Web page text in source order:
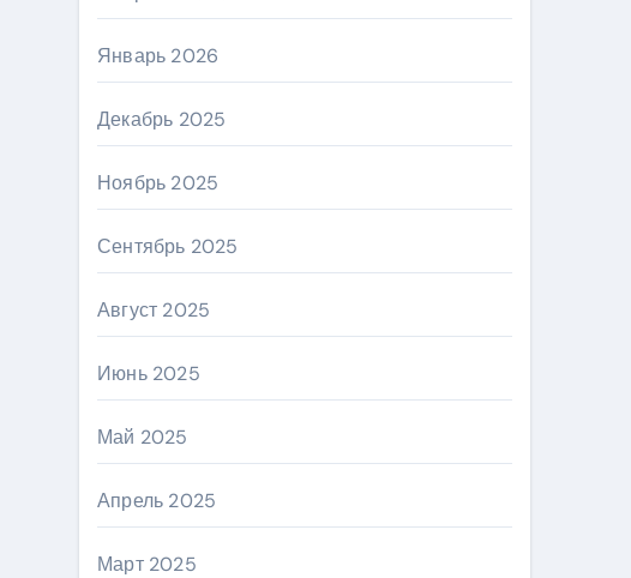
Январь 2026
Декабрь 2025
Ноябрь 2025
Сентябрь 2025
Август 2025
Июнь 2025
Май 2025
Апрель 2025
Март 2025